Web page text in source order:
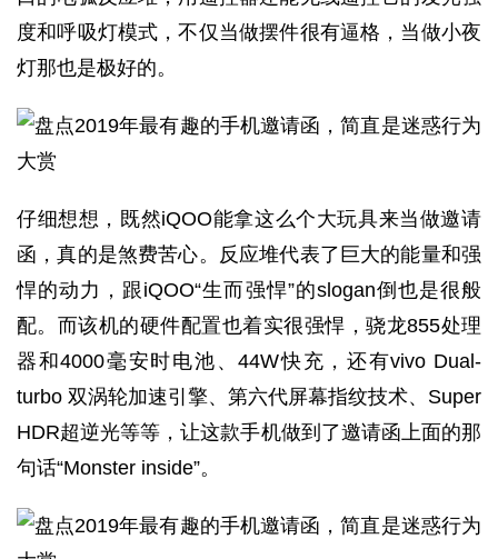
度和呼吸灯模式，不仅当做摆件很有逼格，当做小夜
灯那也是极好的。
仔细想想，既然iQOO能拿这么个大玩具来当做邀请
函，真的是煞费苦心。反应堆代表了巨大的能量和强
悍的动力，跟iQOO“生而强悍”的slogan倒也是很般
配。而该机的硬件配置也着实很强悍，骁龙855处理
器和4000毫安时电池、44W快充，还有vivo Dual-
turbo 双涡轮加速引擎、第六代屏幕指纹技术、Super
HDR超逆光等等，让这款手机做到了邀请函上面的那
句话“Monster inside”。